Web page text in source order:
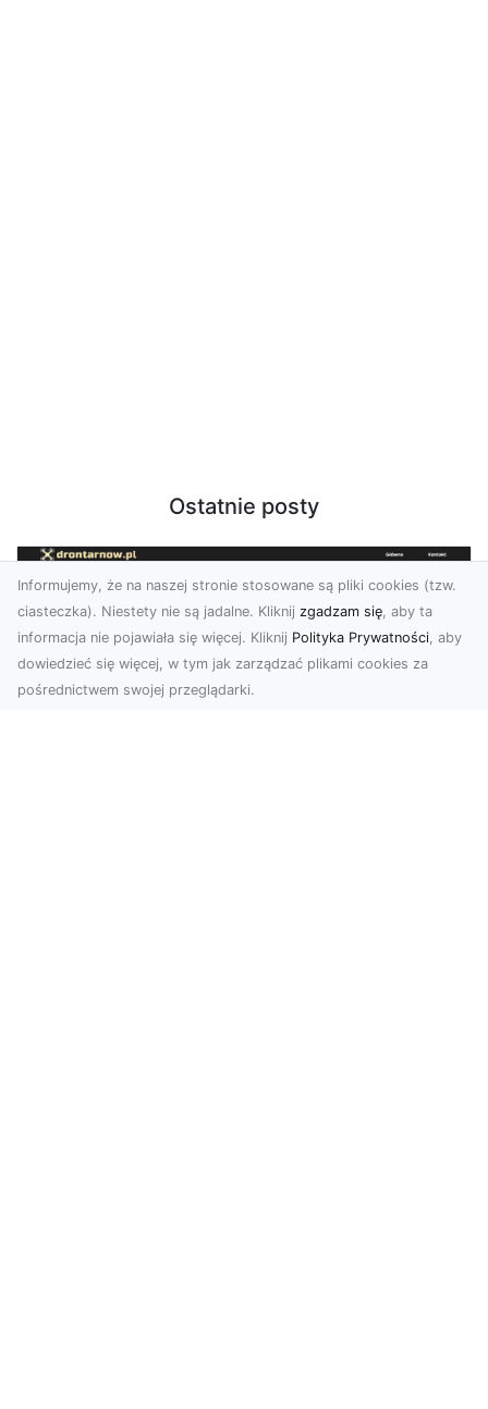
Ostatnie posty
Informujemy, że na naszej stronie stosowane są pliki cookies (tzw.
ciasteczka). Niestety nie są jadalne. Kliknij zgadzam się, aby ta
informacja nie pojawiała się więcej. Kliknij Polityka Prywatności, aby
dowiedzieć się więcej, w tym jak zarządzać plikami cookies za
pośrednictwem swojej przeglądarki.